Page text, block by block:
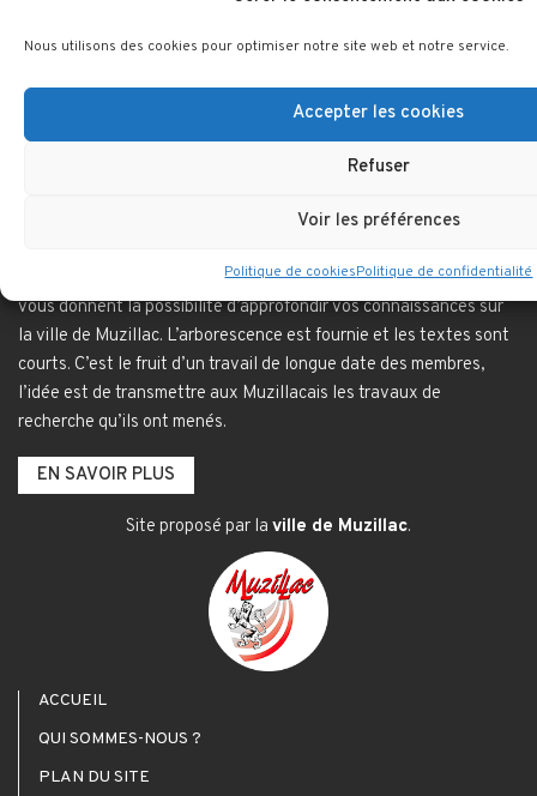
Nous utilisons des cookies pour optimiser notre site web et notre service.
Accepter les cookies
Refuser
Voir les préférences
Politique de cookiesPolitique de confidentialité
La municipalité et les bénévoles de l’équipe Histoire Patrimoine
vous donnent la possibilité d’approfondir vos connaissances sur
la ville de Muzillac. L’arborescence est fournie et les textes sont
courts. C’est le fruit d’un travail de longue date des membres,
l’idée est de transmettre aux Muzillacais les travaux de
recherche qu’ils ont menés.
EN SAVOIR PLUS
Site proposé par la ville de Muzillac.
ACCUEIL
QUI SOMMES-NOUS ?
PLAN DU SITE